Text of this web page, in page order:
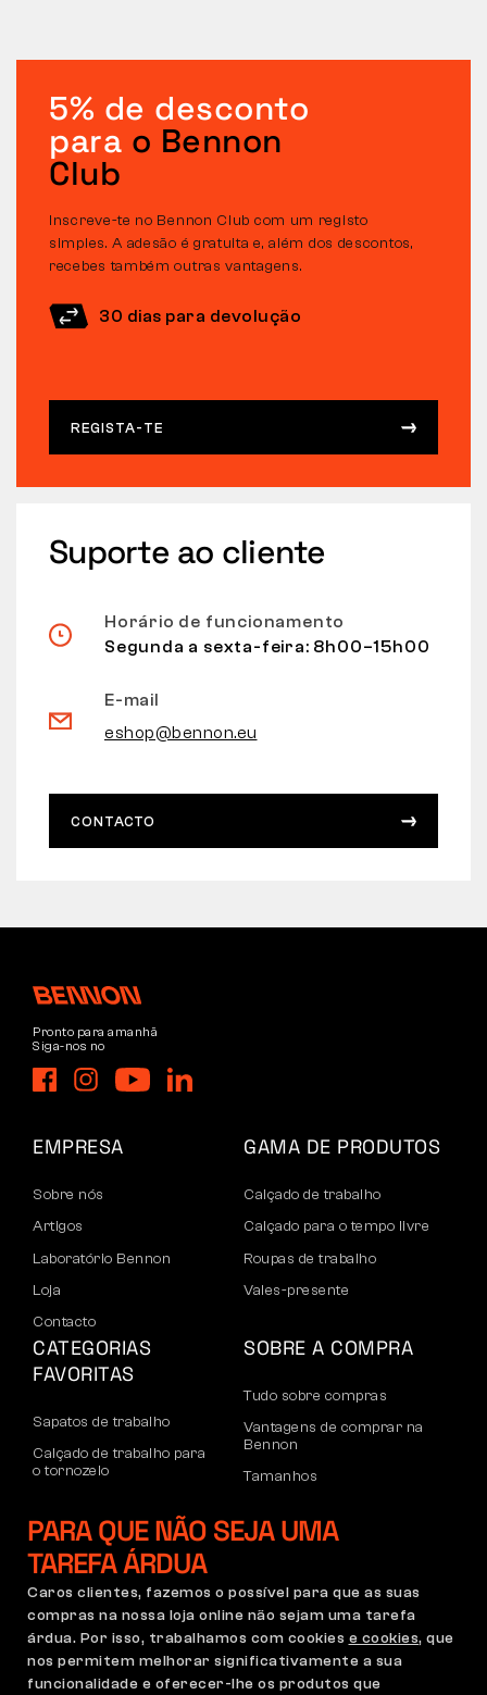
5% de desconto
para o Bennon
Club
Inscreve-te no Bennon Club com um registo
simples. A adesão é gratuita e, além dos descontos,
recebes também outras vantagens.
30 dias para devolução
REGISTA-TE
Suporte ao cliente
Horário de funcionamento
Segunda a sexta-feira: 8h00–15h00
E-mail
eshop@bennon.eu
CONTACTO
Pronto para amanhã
Siga-nos no
EMPRESA
Sobre nós
Artigos
Laboratório Bennon
Loja
Contacto
GAMA DE PRODUTOS
Calçado de trabalho
Calçado para o tempo livre
Roupas de trabalho
Vales-presente
CATEGORIAS
FAVORITAS
Sapatos de trabalho
Calçado de trabalho para
o tornozelo
Calçado de lazer para
o tornozelo
Calças
Moletons
SOBRE A COMPRA
Tudo sobre compras
Vantagens de comprar na
Bennon
Tamanhos
Transporte e pagamento
Registo no B2B
Reclamações e garantia
PARA QUE NÃO SEJA UMA
TAREFA ÁRDUA
Caros clientes, fazemos o possível para que as suas
compras na nossa loja online não sejam uma tarefa
árdua. Por isso, trabalhamos com cookies e cookies, que
nos permitem melhorar significativamente a sua
funcionalidade e oferecer-lhe os produtos que